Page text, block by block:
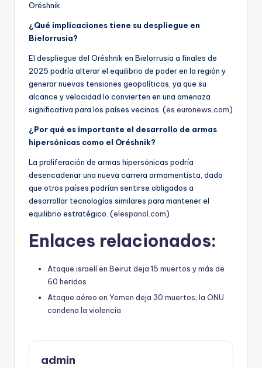
Oréshnik.
¿Qué implicaciones tiene su despliegue en
Bielorrusia?
El despliegue del Oréshnik en Bielorrusia a finales de
2025 podría alterar el equilibrio de poder en la región y
generar nuevas tensiones geopolíticas, ya que su
alcance y velocidad lo convierten en una amenaza
significativa para los países vecinos. (es.euronews.com)
¿Por qué es importante el desarrollo de armas
hipersónicas como el Oréshnik?
La proliferación de armas hipersónicas podría
desencadenar una nueva carrera armamentista, dado
que otros países podrían sentirse obligados a
desarrollar tecnologías similares para mantener el
equilibrio estratégico. (elespanol.com)
Enlaces relacionados:
Ataque israelí en Beirut deja 15 muertos y más de
60 heridos
Ataque aéreo en Yemen deja 30 muertos; la ONU
condena la violencia
admin